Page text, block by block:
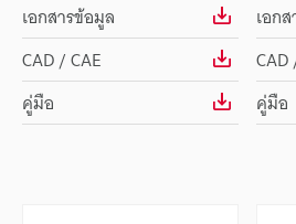
เอกสารข้อมูล
CAD / CAE
คู่มือ
เอก
CAD
คู่มือ